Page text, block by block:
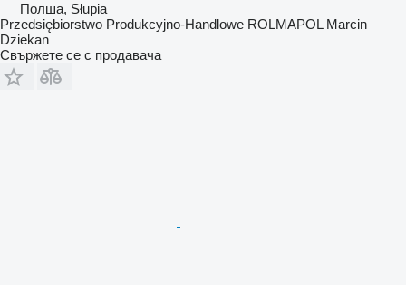
Полша, Słupia
Przedsiębiorstwo Produkcyjno-Handlowe ROLMAPOL Marcin
Dziekan
Свържете се с продавача